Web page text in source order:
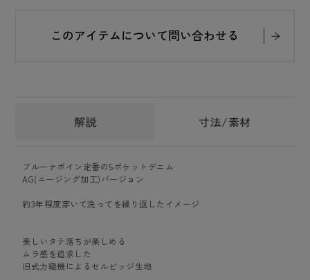
このアイテムについて問い合わせる
解説 寸法/素材
ブルーナボイン定番の5ポケットデニム
AG(エージング加工)バージョン
約3年程度穿いて洗ってを繰り返したイメージ
美しいタテ落ちが楽しめる
ムラ感を追求した
旧式力織機によるセルビッジ生地